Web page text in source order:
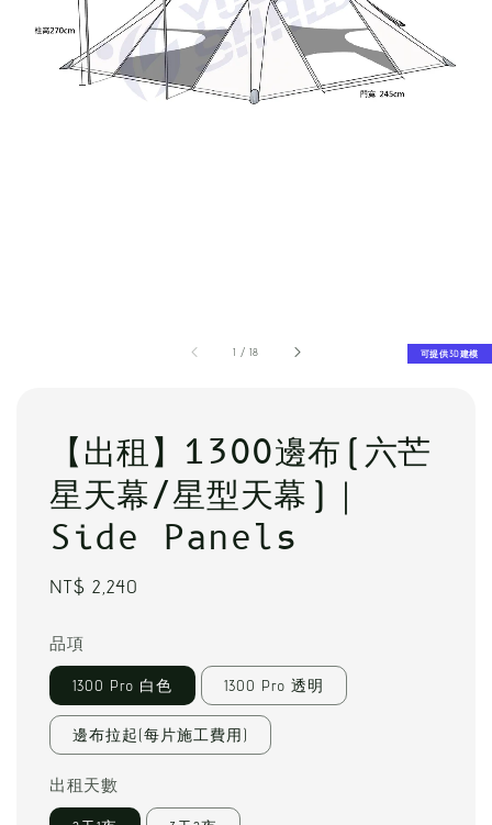
1 /18 可提供3D建模
【出租】1300邊布(六芒
星天幕/星型天幕)｜
Side Panels
Regular
NT$ 2,240
品項
1300 Pro 白色 1300 Pro 透明
邊布拉起(每片施工費用)
出租天數